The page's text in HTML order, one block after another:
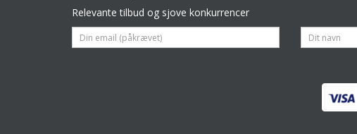
Relevante tilbud og sjove konkurrencer